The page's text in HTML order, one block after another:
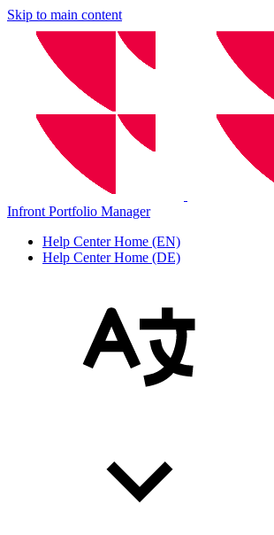
Skip to main content
Infront Portfolio Manager
Help Center Home (EN)
Help Center Home (DE)